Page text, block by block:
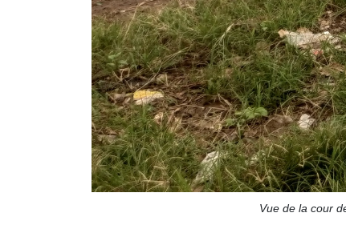
Vue de la cour